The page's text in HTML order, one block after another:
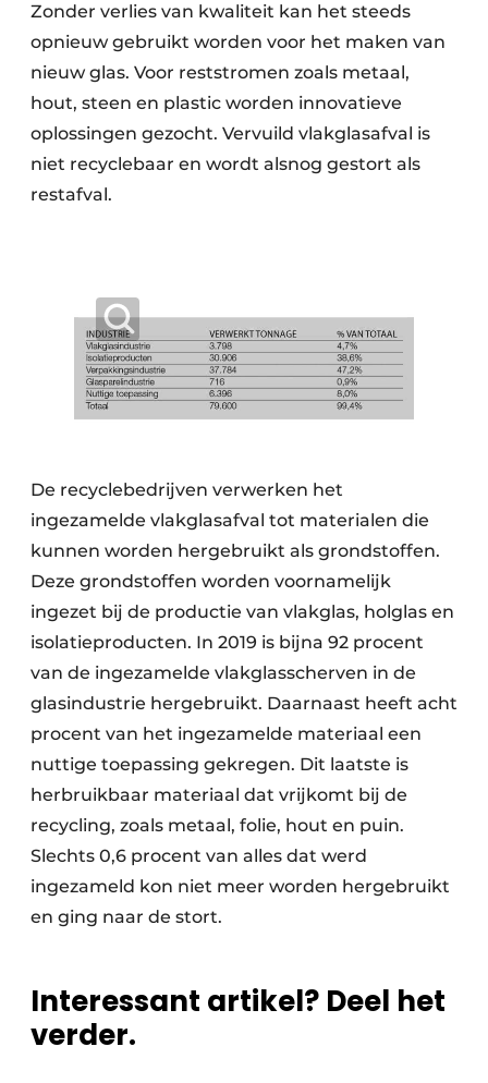
Zonder verlies van kwaliteit kan het steeds
opnieuw gebruikt worden voor het maken van
nieuw glas. Voor reststromen zoals metaal,
hout, steen en plastic worden innovatieve
oplossingen gezocht. Vervuild vlakglasafval is
niet recyclebaar en wordt alsnog gestort als
restafval.
De recyclebedrijven verwerken het
ingezamelde vlakglasafval tot materialen die
kunnen worden hergebruikt als grondstoffen.
Deze grondstoffen worden voornamelijk
ingezet bij de productie van vlakglas, holglas en
isolatieproducten. In 2019 is bijna 92 procent
van de ingezamelde vlakglasscherven in de
glasindustrie hergebruikt. Daarnaast heeft acht
procent van het ingezamelde materiaal een
nuttige toepassing gekregen. Dit laatste is
herbruikbaar materiaal dat vrijkomt bij de
recycling, zoals metaal, folie, hout en puin.
Slechts 0,6 procent van alles dat werd
ingezameld kon niet meer worden hergebruikt
en ging naar de stort.
Interessant artikel? Deel het
verder.